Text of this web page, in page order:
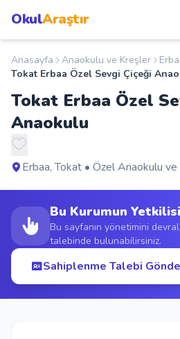
OkulAraştır
Anasayfa
Okullar
Şehirler
Duyurular
S.S.S.
Blog
Anasayfa Anaokulu ve Kreşler
Tokat Erbaa Özel Sevgi Çiçeği
Tokat Erbaa Özel
Anaokulu
Erbaa, Tokat • Özel Anaokulu
Bu Kurumun
Bu sayfanın yönetimini
talebinde bulunabilirsiniz.
Sahiplenme Talebi